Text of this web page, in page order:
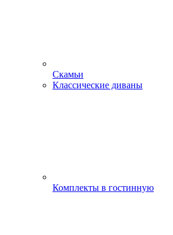
Скамьи
Классические диваны
Комплекты в гостинную